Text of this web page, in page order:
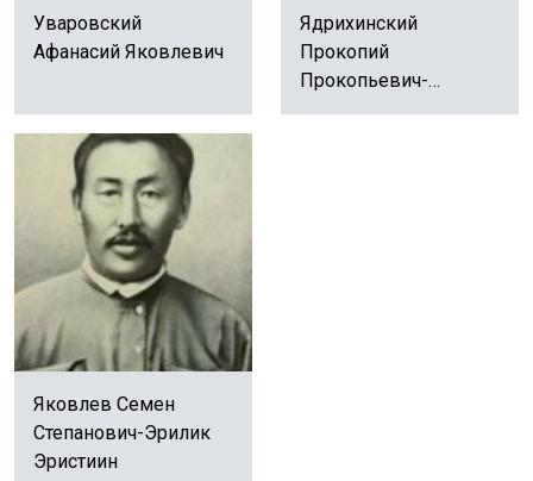
Уваровский
Афанасий Яковлевич
Ядрихинский
Прокопий
Прокопьевич-
Бэдьээлэ
Яковлев Семен
Степанович-Эрилик
Эристиин